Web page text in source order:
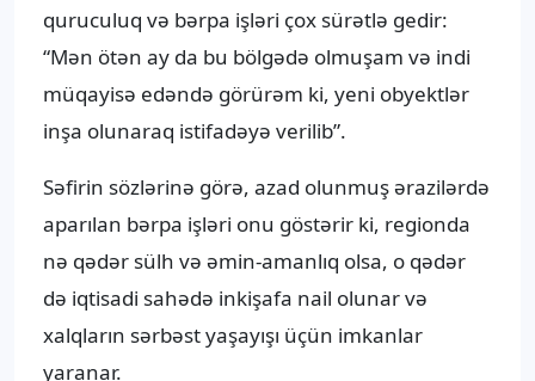
quruculuq və bərpa işləri çox sürətlə gedir:
“Mən ötən ay da bu bölgədə olmuşam və indi
müqayisə edəndə görürəm ki, yeni obyektlər
inşa olunaraq istifadəyə verilib”.
Səfirin sözlərinə görə, azad olunmuş ərazilərdə
aparılan bərpa işləri onu göstərir ki, regionda
nə qədər sülh və əmin-amanlıq olsa, o qədər
də iqtisadi sahədə inkişafa nail olunar və
xalqların sərbəst yaşayışı üçün imkanlar
yaranar.